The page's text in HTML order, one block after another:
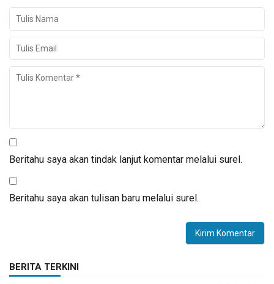
Beritahu saya akan tindak lanjut komentar melalui surel.
Beritahu saya akan tulisan baru melalui surel.
BERITA TERKINI